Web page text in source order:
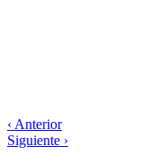
‹ Anterior
Siguiente ›